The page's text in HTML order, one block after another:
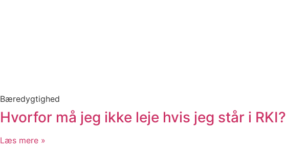
Bæredygtighed
Hvorfor må jeg ikke leje hvis jeg står i RKI?
Læs mere »